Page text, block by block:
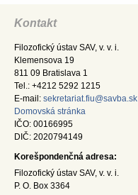
Kontakt
Filozofický ústav SAV, v. v. i.
Klemensova 19
811 09 Bratislava 1
Tel.: +4212 5292 1215
E-mail: sekretariat.fiu@savba.sk
Domovská stránka
IČO: 00166995
DIČ: 2020794149
Korešpondenčná adresa:
Filozofický ústav SAV, v. v. i.
P. O. Box 3364